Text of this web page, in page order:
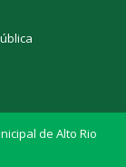
de Alto Rio